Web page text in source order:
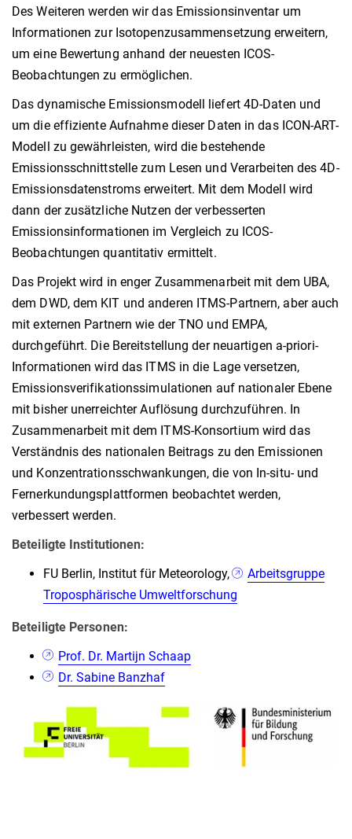
Des Weiteren werden wir das Emissionsinventar um
Informationen zur Isotopenzusammensetzung erweitern,
um eine Bewertung anhand der neuesten ICOS-
Beobachtungen zu ermöglichen.
Das dynamische Emissionsmodell liefert 4D-Daten und
um die effiziente Aufnahme dieser Daten in das ICON-ART-
Modell zu gewährleisten, wird die bestehende
Emissionsschnittstelle zum Lesen und Verarbeiten des 4D-
Emissionsdatenstroms erweitert. Mit dem Modell wird
dann der zusätzliche Nutzen der verbesserten
Emissionsinformationen im Vergleich zu ICOS-
Beobachtungen quantitativ ermittelt.
Das Projekt wird in enger Zusammenarbeit mit dem UBA,
dem DWD, dem KIT und anderen ITMS-Partnern, aber auch
mit externen Partnern wie der TNO und EMPA,
durchgeführt. Die Bereitstellung der neuartigen a-priori-
Informationen wird das ITMS in die Lage versetzen,
Emissionsverifikationssimulationen auf nationaler Ebene
mit bisher unerreichter Auflösung durchzuführen. In
Zusammenarbeit mit dem ITMS-Konsortium wird das
Verständnis des nationalen Beitrags zu den Emissionen
und Konzentrationsschwankungen, die von In-situ- und
Fernerkundungsplattformen beobachtet werden,
verbessert werden.
Beteiligte Institutionen:
FU Berlin, Institut für Meteorology,
Arbeitsgruppe
Troposphärische Umweltforschung
Beteiligte Personen:
Prof. Dr. Martijn Schaap
Dr. Sabine Banzhaf